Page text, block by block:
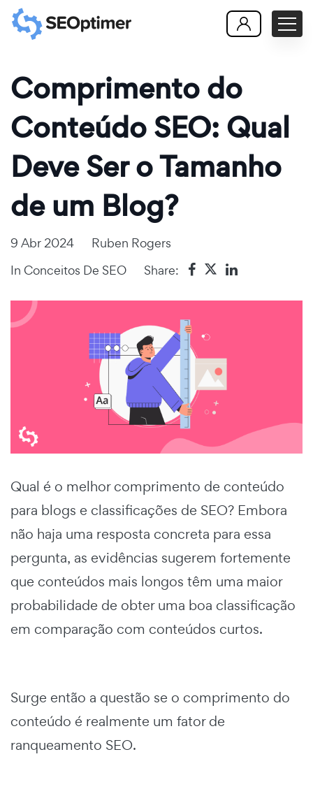
Comprimento do
Conteúdo SEO: Qual
Deve Ser o Tamanho
de um Blog?
9 Abr 2024
Ruben Rogers
In Conceitos De SEO Share:
Qual é o melhor comprimento de conteúdo
para blogs e classificações de SEO? Embora
não haja uma resposta concreta para essa
pergunta, as evidências sugerem fortemente
que conteúdos mais longos têm uma maior
probabilidade de obter uma boa classificação
em comparação com conteúdos curtos.
Surge então a questão se o comprimento do
conteúdo é realmente um fator de
ranqueamento SEO.